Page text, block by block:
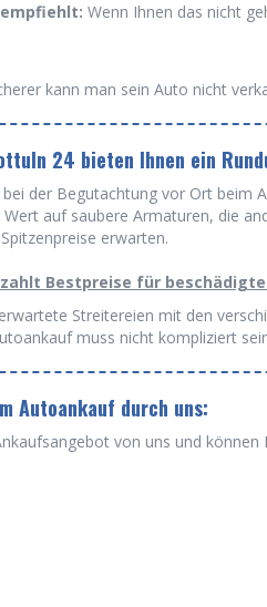
Wenn Ihnen das nicht
kann man sein Auto nicht
24 bieten Ihnen ein
der Begutachtung vor Ort
auf saubere Armaturen, die
erwarten.
Bestpreise für beschädigte
Streitereien mit den
muss nicht kompliziert
Autoankauf durch uns:
von uns und